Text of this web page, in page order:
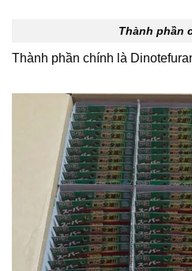
Thành phần
Thành phần chính là